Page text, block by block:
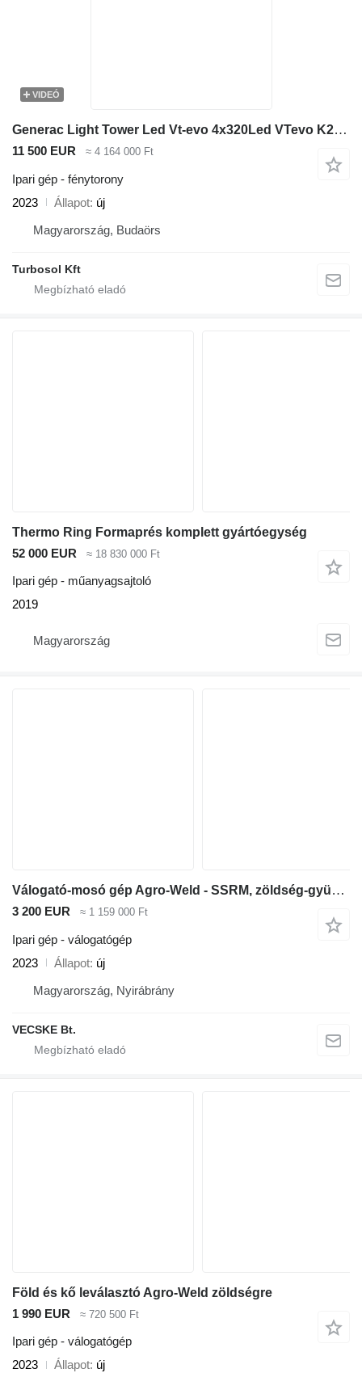
VIDEÓ
Generac Light Tower Led Vt-evo 4x320Led VTevo K2 Z482
11 500 EUR ≈ 4 164 000 Ft
Ipari gép - fénytorony
2023
Állapot új
Magyarország, Budaörs
Turbosol Kft
Thermo Ring Formaprés komplett gyártóegység
52 000 EUR
≈ 18 830 000 Ft
Ipari gép - műanyagsajtoló
2019
Magyarország
Válogató-mosó gép Agro-Weld - SSRM, zöldség-gyümölcs
3 200 EUR ≈ 1 159 000 Ft
Ipari gép - válogatógép
2023
Állapot új
Magyarország, Nyirábrány
VECSKE Bt.
Föld és kő leválasztó Agro-Weld zöldségre
1 990 EUR
≈ 720 500 Ft
Ipari gép - válogatógép
2023
Állapot új